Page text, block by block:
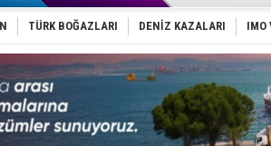
Yakıt
Rus
Tatil
Rusya,
Enejota
Denizcilik
‘14.
TÜRK BOĞAZLARI DENİZ KAZALARI IMO